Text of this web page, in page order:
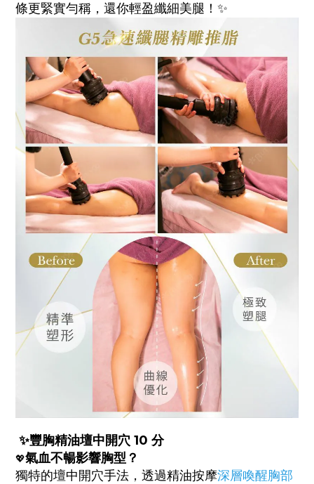
條更緊實勻稱，還你輕盈纖細美腿！✨
✨豐胸精油壇中開穴 10 分
💖氣血不暢影響胸型？
獨特的壇中開穴手法，透過精油按摩深層喚醒胸部